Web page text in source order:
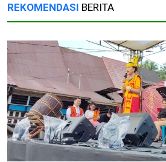
REKOMENDASI BERITA